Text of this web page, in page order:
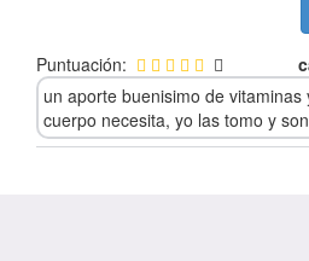
Puntuación:
un aporte buenisimo de
cuerpo necesita, yo las tomo y